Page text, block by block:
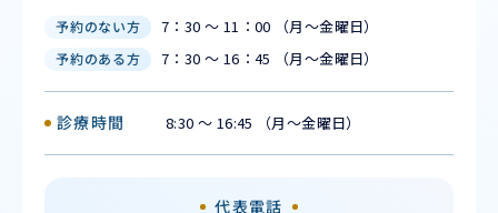
予約のない方 7：30 ～ 11：00 （月〜金曜日）
予約のある方 7：30 ～ 16：45 （月〜金曜日）
診療時間 8:30 ～ 16:45 （月〜金曜日）
代表電話